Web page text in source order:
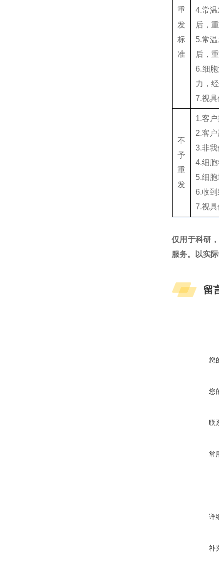
重
发
标
准
4.常
后，
5.常
后，
6.细
力，
7.视
不
予
重
发
1.客
2.客
3.非
4.细
5.细
6.收
7.视
仅用于科研
服务。以实
留
您
您
联
常
详
补